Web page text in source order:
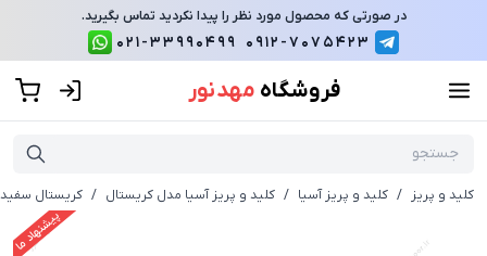
در صورتی که محصول مورد نظر را پیدا نکردید تماس بگیرید.
0912-7075423
021-33990499
فروشگاه مهد نور
کلید و پریز / کلید و پریز آسیا / کلید و پریز آسیا مدل کریستال / کریستال سفید
پیشنهاد ما